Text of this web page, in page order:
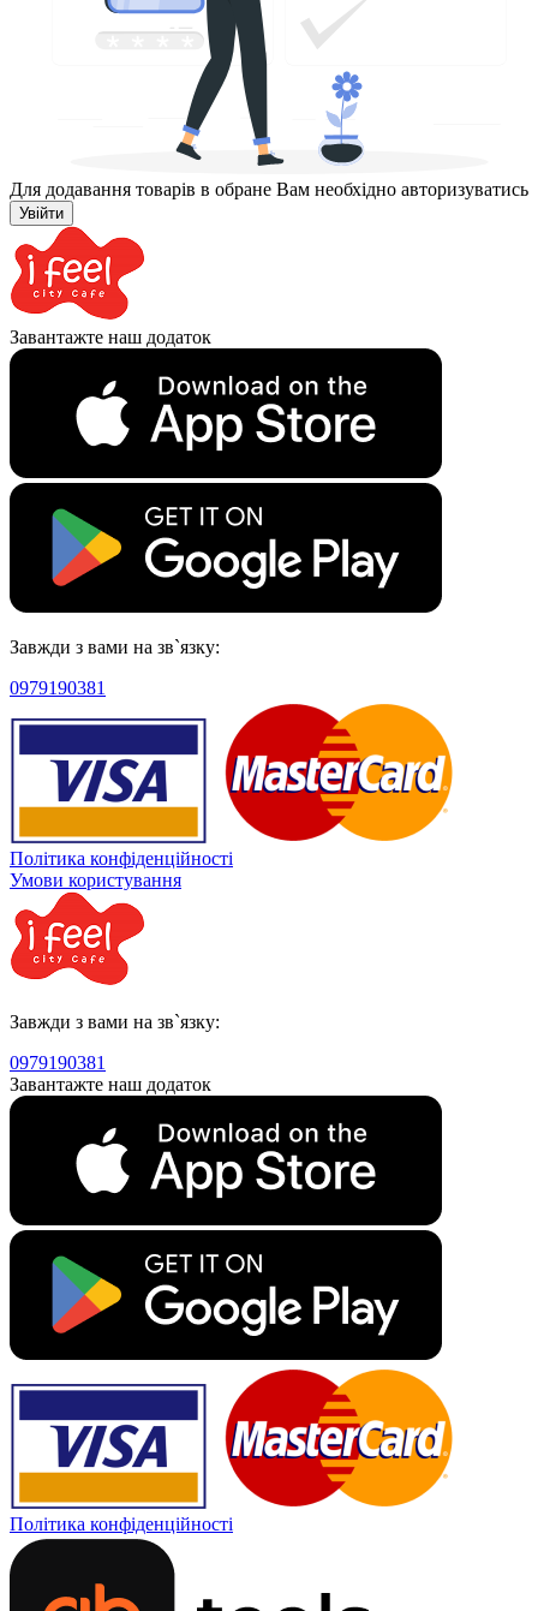
Для додавання товарів в обране Вам необхідно авторизуватись
Увійти
Завантажте наш додаток
Завжди з вами на зв`язку:
0979190381
Політика конфіденційності
Умови користування
Завжди з вами на зв`язку:
0979190381
Завантажте наш додаток
Політика конфіденційності